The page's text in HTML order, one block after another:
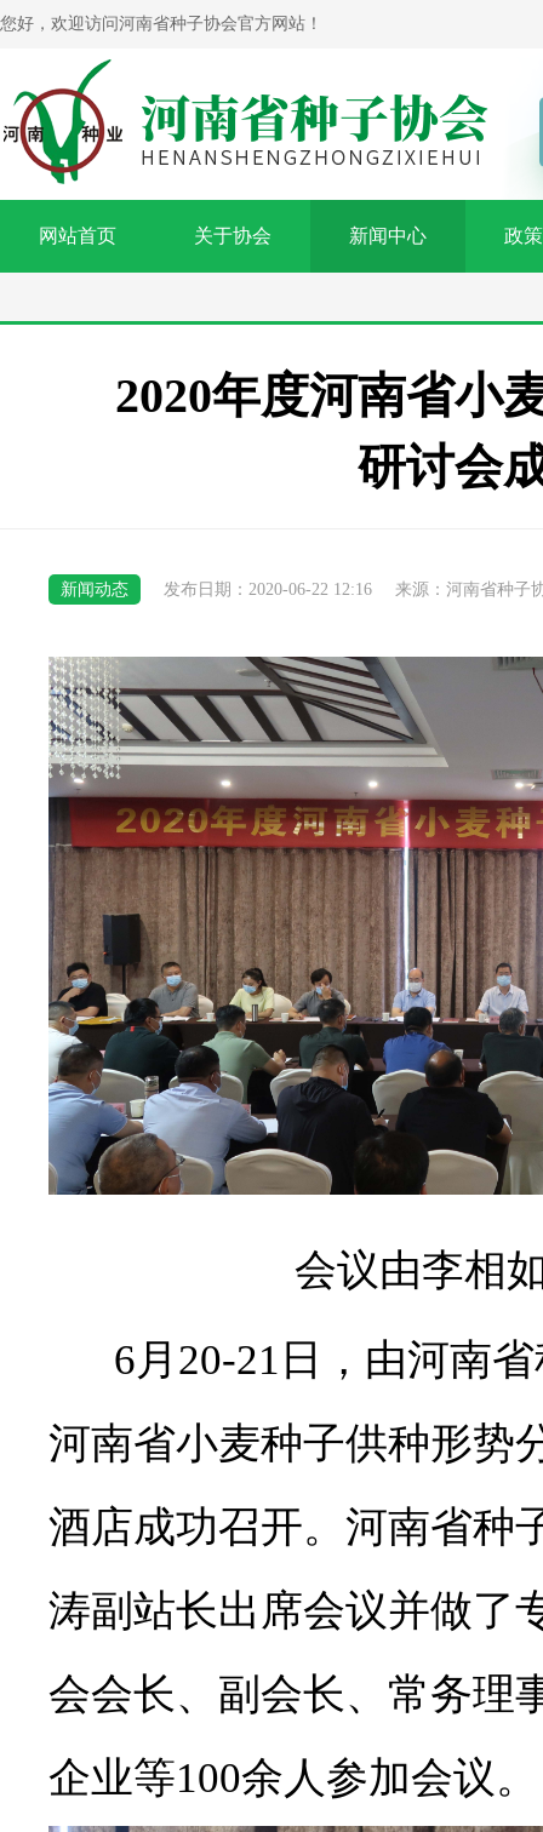
您好，欢迎访问河南省种子协会官方网站！
网站首页 关于协会 新闻中心 政
2020年度河南省小
研讨会
新闻动态 发布日期：2020-06-22 12:16 来源：河南省种子
会议由李相
6月 20-21 日，由河南
河南省小麦种子供种形势
酒店成功召开。河南省种
涛副站长出席会议并做了
会会长、副会长、常务理
企业等100余人参加会议。